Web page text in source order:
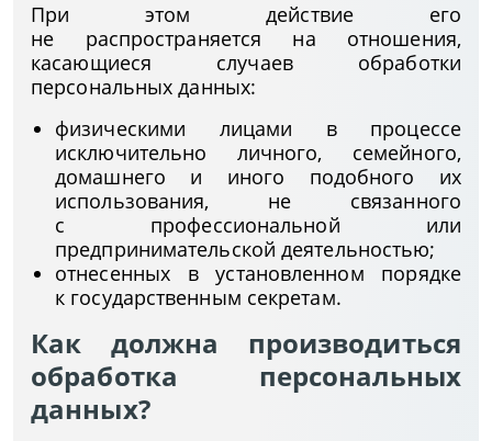
При этом действие его
не распространяется на отношения,
касающиеся случаев обработки
персональных данных:
физическими лицами в процессе
исключительно личного, семейного,
домашнего и иного подобного их
использования, не связанного
с профессиональной или
предпринимательской деятельностью;
отнесенных в установленном порядке
к государственным секретам.
Как должна производиться
обработка персональных
данных?